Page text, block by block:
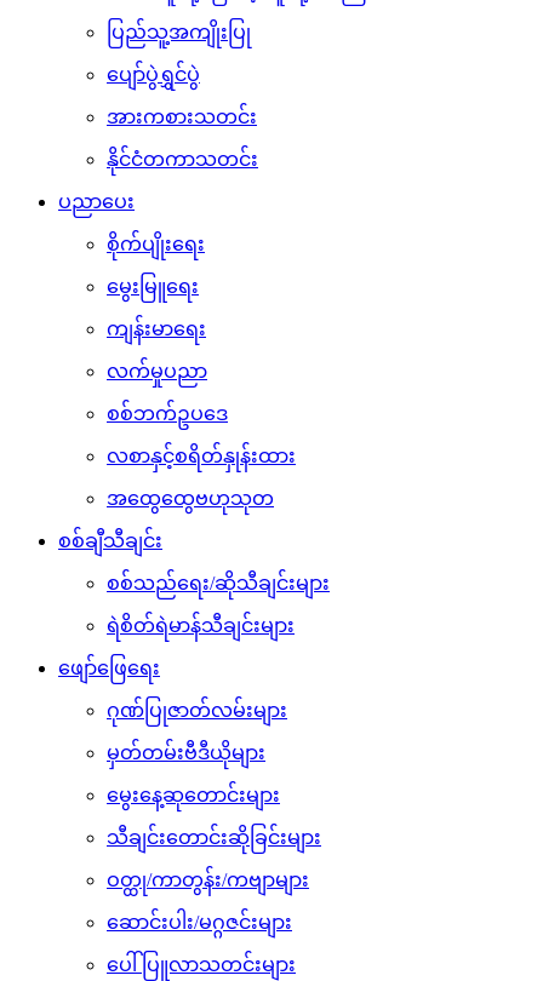
ပြည်သူ့အကျိုးပြု
ပျော်ပွဲရွှင်ပွဲ
အားကစားသတင်း
နိုင်ငံတကာသတင်း
ပညာပေး
စိုက်ပျိုးရေး
မွေးမြူရေး
ကျန်းမာရေး
လက်မှုပညာ
စစ်ဘက်ဥပဒေ
လစာနှင့်စရိတ်နှုန်းထား
အထွေထွေဗဟုသုတ
စစ်ချီသီချင်း
စစ်သည်ရေး/ဆိုသီချင်းများ
ရဲစိတ်ရဲမာန်သီချင်းများ
ဖျော်ဖြေရေး
ဂုဏ်ပြုဇာတ်လမ်းများ
မှတ်တမ်းဗီဒီယိုများ
မွေးနေ့ဆုတောင်းများ
သီချင်းတောင်းဆိုခြင်းများ
ဝတ္ထု/ကာတွန်း/ကဗျာများ
ဆောင်းပါး/မဂ္ဂဇင်းများ
ပေါ်ပြူလာသတင်းများ